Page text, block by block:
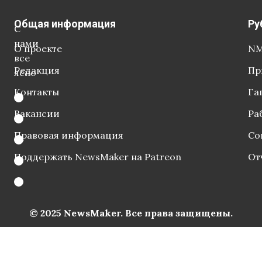
С
нами
все
ясно
Общая информация
О проекте
Редакция
Контакты
Вакансии
Правовая информация
Поддержать NewsMaker на Patreon
© 2025 NewsMaker. Все права защищены.